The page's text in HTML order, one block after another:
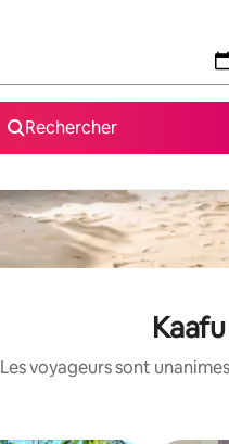
Rechercher
Les voyageurs sont